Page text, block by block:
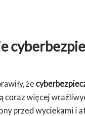
że
coraz więcej
przed wyciekami i